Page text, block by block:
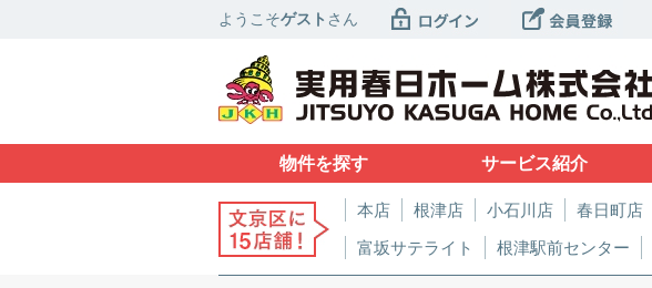
ようこそゲスト さん
物件を探す サービス紹介
本店 根津店 小石川店 春日町店
富坂サテライト
根津駅前センター